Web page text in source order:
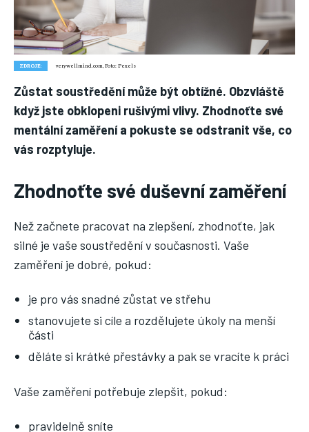
Nic není tak důležité, jako vaše zdraví.
Náš web nabízí komplexní informace a rady pro zdravý životní
styl, zahrnující nejnovější poznatky o různých onemocněních,
přínosné zdravotní praktiky, techniky jógy a rady pro
vyváženou stravu.
ZDRAVÍ
DĚTI
ONEMOCNĚNÍ
HUBNUTÍ
ZDROJE: verywellmind.com, Foto: Pexels
Zůstat soustředění může být obtížné. Obzvláště
když jste obklopeni rušivými vlivy. Zhodnoťte své
mentální zaměření a pokuste se odstranit vše, co
vás rozptyluje.
Zhodnoťte své duševní zaměření
Než začnete pracovat na zlepšení, zhodnoťte, jak
silné je vaše soustředění v současnosti. Vaše
zaměření je dobré, pokud:
je pro vás snadné zůstat ve střehu
stanovujete si cíle a rozdělujete úkoly na menší
části
děláte si krátké přestávky a pak se vracíte k práci
Vaše zaměření potřebuje zlepšit, pokud:
pravidelně sníte